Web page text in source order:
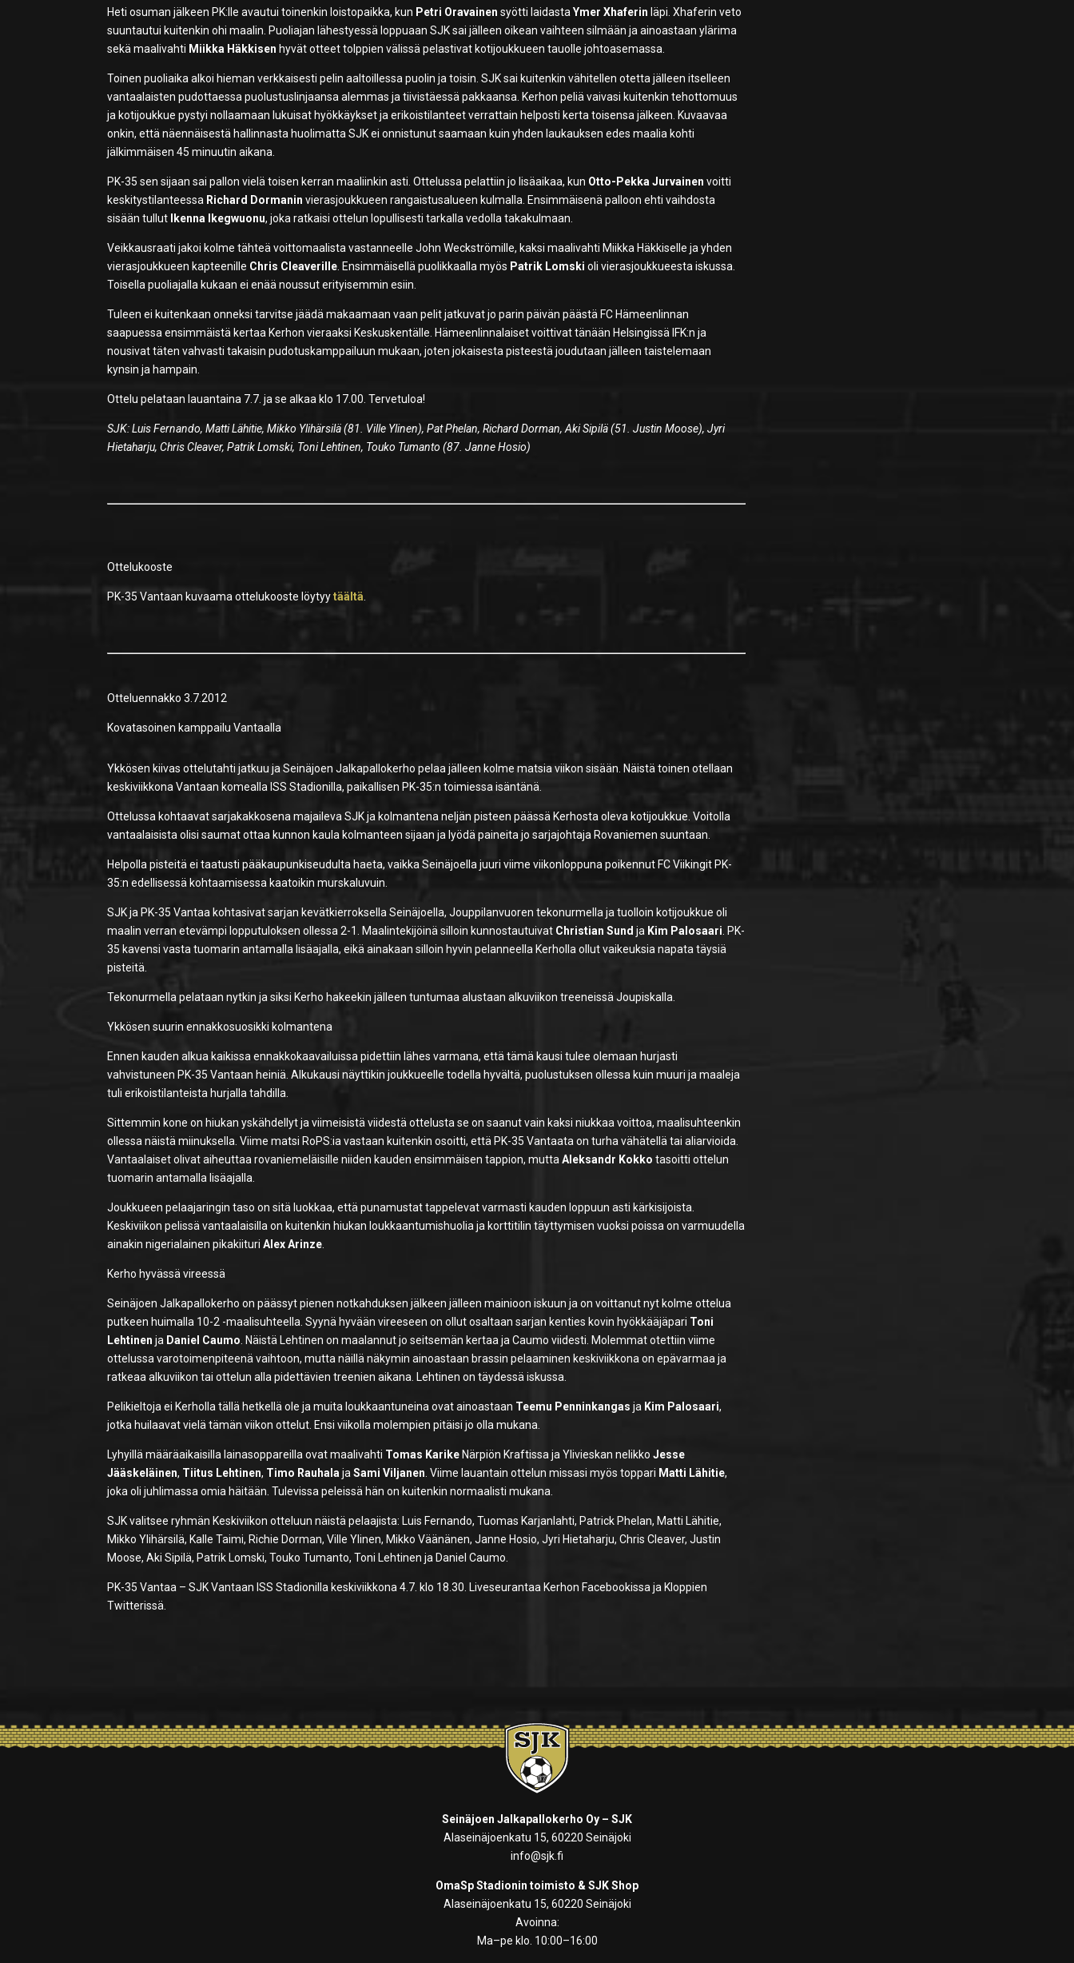
Heti osuman jälkeen PK:lle avautui toinenkin loistopaikka, kun Petri Oravainen syötti laidastaYmer Xhaferin läpi. Xhaferin veto
suuntautui kuitenkin ohi maalin. Puoliajan lähestyessä loppuaan SJK sai jälleen oikean vaihteen silmään ja ainoastaan ylärima
sekä maalivahti Miikka Häkkisen hyvät otteet tolppien välissä pelastivat kotijoukkueen tauolle johtoasemassa.
Toinen puoliaika alkoi hieman verkkaisesti pelin aaltoillessa puolin ja toisin. SJK sai kuitenkin vähitellen otetta jälleen itselleen
vantaalaisten pudottaessa puolustuslinjaansa alemmas ja tiivistäessä pakkaansa. Kerhon peliä vaivasi kuitenkin tehottomuus
ja kotijoukkue pystyi nollaamaan lukuisat hyökkäykset ja erikoistilanteet verrattain helposti kerta toisensa jälkeen. Kuvaavaa
onkin, että näennäisestä hallinnasta huolimatta SJK ei onnistunut saamaan kuin yhden laukauksen edes maalia kohti
jälkimmäisen 45 minuutin aikana.
PK-35 sen sijaan sai pallon vielä toisen kerran maaliinkin asti. Ottelussa pelattiin jo lisäaikaa, kun Otto-Pekka Jurvainen voitti
keskitystilanteessa Richard Dormanin vierasjoukkueen rangaistusalueen kulmalla. Ensimmäisenä palloon ehti vaihdosta
sisään tullut
Ikenna Ikegwuonu, joka ratkaisi ottelun lopullisesti tarkalla vedolla takakulmaan.
Veikkausraati jakoi kolme tähteä voittomaalista vastanneelle John Weckströmille, kaksi maalivahti Miikka Häkkiselle ja yhden
vierasjoukkueen kapteenille Chris Cleaverille. Ensimmäisellä puolikkaalla myös Patrik Lomski oli vierasjoukkueesta iskussa.
Toisella puoliajalla kukaan ei enää noussut erityisemmin esiin.
Tuleen ei kuitenkaan onneksi tarvitse jäädä makaamaan vaan pelit jatkuvat jo parin päivän päästä FC Hämeenlinnan
saapuessa ensimmäistä kertaa Kerhon vieraaksi Keskuskentälle. Hämeenlinnalaiset voittivat tänään Helsingissä IFK:n ja
nousivat täten vahvasti takaisin pudotuskamppailuun mukaan, joten jokaisesta pisteestä joudutaan jälleen taistelemaan
kynsin ja hampain.
Ottelu pelataan lauantaina 7.7. ja se alkaa klo 17.00. Tervetuloa!
SJK: Luis Fernando, Matti Lähitie, Mikko Ylihärsilä (81. Ville Ylinen), Pat Phelan, Richard Dorman, Aki Sipilä (51. Justin Moose), Jyri
Hietaharju, Chris Cleaver, Patrik Lomski, Toni Lehtinen, Touko Tumanto (87. Janne Hosio)
Ottelukooste
PK-35 Vantaan kuvaama ottelukooste löytyytäältä.
Otteluennakko 3.7.2012
Kovatasoinen kamppailu Vantaalla
Ykkösen kiivas ottelutahti jatkuu ja Seinäjoen Jalkapallokerho pelaa jälleen kolme matsia viikon sisään. Näistä toinen otellaan
keskiviikkona Vantaan komealla ISS Stadionilla, paikallisen PK-35:n toimiessa isäntänä.
Ottelussa kohtaavat sarjakakkosena majaileva SJK ja kolmantena neljän pisteen päässä Kerhosta oleva kotijoukkue. Voitolla
vantaalaisista olisi saumat ottaa kunnon kaula kolmanteen sijaan ja lyödä paineita jo sarjajohtaja Rovaniemen suuntaan.
Helpolla pisteitä ei taatusti pääkaupunkiseudulta haeta, vaikka Seinäjoella juuri viime viikonloppuna poikennut FC Viikingit PK-
35:n edellisessä kohtaamisessa kaatoikin murskaluvuin.
SJK ja PK-35 Vantaa kohtasivat sarjan kevätkierroksella Seinäjoella, Jouppilanvuoren tekonurmella ja tuolloin kotijoukkue oli
maalin verran etevämpi lopputuloksen ollessa 2-1. Maalintekijöinä silloin kunnostautuivat Christian Sund ja Kim Palosaari. PK-
35 kavensi vasta tuomarin antamalla lisäajalla, eikä ainakaan silloin hyvin pelanneella Kerholla ollut vaikeuksia napata täysiä
pisteitä.
Tekonurmella pelataan nytkin ja siksi Kerho hakeekin jälleen tuntumaa alustaan alkuviikon treeneissä Joupiskalla.
Ykkösen suurin ennakkosuosikki kolmantena
Ennen kauden alkua kaikissa ennakkokaavailuissa pidettiin lähes varmana, että tämä kausi tulee olemaan hurjasti
vahvistuneen PK-35 Vantaan heiniä. Alkukausi näyttikin joukkueelle todella hyvältä, puolustuksen ollessa kuin muuri ja maaleja
tuli erikoistilanteista hurjalla tahdilla.
Sittemmin kone on hiukan yskähdellyt ja viimeisistä viidestä ottelusta se on saanut vain kaksi niukkaa voittoa, maalisuhteenkin
ollessa näistä miinuksella. Viime matsi RoPS:ia vastaan kuitenkin osoitti, että PK-35 Vantaata on turha vähätellä tai aliarvioida.
Vantaalaiset olivat aiheuttaa rovaniemeläisille niiden kauden ensimmäisen tappion, muttaAleksandr Kokko tasoitti ottelun
tuomarin antamalla lisäajalla.
Joukkueen pelaajaringin taso on sitä luokkaa, että punamustat tappelevat varmasti kauden loppuun asti kärkisijoista.
Keskiviikon pelissä vantaalaisilla on kuitenkin hiukan loukkaantumishuolia ja korttitilin täyttymisen vuoksi poissa on varmuudella
ainakin nigerialainen pikakiituriAlex Arinze.
Kerho hyvässä vireessä
Seinäjoen Jalkapallokerho on päässyt pienen notkahduksen jälkeen jälleen mainioon iskuun ja on voittanut nyt kolme ottelua
putkeen huimalla 10-2 -maalisuhteella. Syynä hyvään vireeseen on ollut osaltaan sarjan kenties kovin hyökkääjäpari Toni
Lehtinen ja Daniel Caumo. Näistä Lehtinen on maalannut jo seitsemän kertaa ja Caumo viidesti. Molemmat otettiin viime
ottelussa varotoimenpiteenä vaihtoon, mutta näillä näkymin ainoastaan brassin pelaaminen keskiviikkona on epävarmaa ja
ratkeaa alkuviikon tai ottelun alla pidettävien treenien aikana. Lehtinen on täydessä iskussa.
Pelikieltoja ei Kerholla tällä hetkellä ole ja muita loukkaantuneina ovat ainoastaan Teemu Penninkangas ja Kim Palosaari,
jotka huilaavat vielä tämän viikon ottelut. Ensi viikolla molempien pitäisi jo olla mukana.
Lyhyillä määräaikaisilla lainasoppareilla ovat maalivahti Tomas Karike Närpiön Kraftissa ja Ylivieskan nelikkoJesse
Jääskeläinen, Tiitus Lehtinen, Timo RauhalajaSami Viljanen. Viime lauantain ottelun missasi myös toppari Matti Lähitie,
joka oli juhlimassa omia häitään. Tulevissa peleissä hän on kuitenkin normaalisti mukana.
SJK valitsee ryhmän Keskiviikon otteluun näistä pelaajista: Luis Fernando, Tuomas Karjanlahti, Patrick Phelan, Matti Lähitie,
Mikko Ylihärsilä, Kalle Taimi, Richie Dorman, Ville Ylinen, Mikko Väänänen, Janne Hosio, Jyri Hietaharju, Chris Cleaver, Justin
Moose, Aki Sipilä, Patrik Lomski, Touko Tumanto, Toni Lehtinen ja Daniel Caumo.
PK-35 Vantaa – SJK Vantaan ISS Stadionilla keskiviikkona 4.7. klo 18.30. Liveseurantaa Kerhon Facebookissa ja Kloppien
Twitterissä.
Seinäjoen Jalkapallokerho Oy – SJK
Alaseinäjoenkatu 15, 60220 Seinäjoki
info@sjk.fi
OmaSp Stadionin toimisto & SJK Shop
Alaseinäjoenkatu 15, 60220 Seinäjoki
Avoinna:
Ma–pe klo. 10:00–16:00